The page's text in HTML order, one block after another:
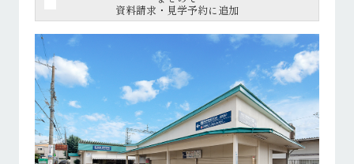
資料請求・見学予約に追加